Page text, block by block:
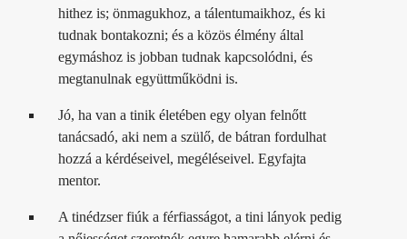
hithez is; önmagukhoz, a tálentumaikhoz, és ki
tudnak bontakozni; és a közös élmény által
egymáshoz is jobban tudnak kapcsolódni, és
megtanulnak együttműködni is.
Jó, ha van a tinik életében egy olyan felnőtt
tanácsadó, aki nem a szülő, de bátran fordulhat
hozzá a kérdéseivel, megéléseivel. Egyfajta
mentor.
A tinédzser fiúk a férfiasságot, a tini lányok pedig